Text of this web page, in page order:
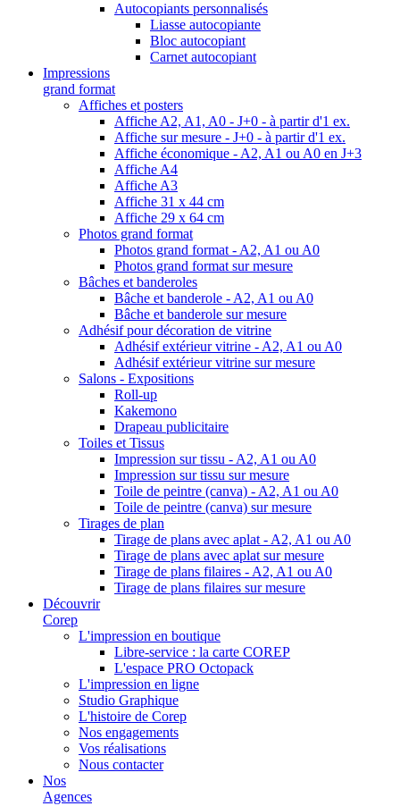
Autocopiants personnalisés
Liasse autocopiante
Bloc autocopiant
Carnet autocopiant
Impressions
grand format
Affiches et posters
Affiche A2, A1, A0 - J+0 - à partir d'1 ex.
Affiche sur mesure - J+0 - à partir d'1 ex.
Affiche économique - A2, A1 ou A0 en J+3
Affiche A4
Affiche A3
Affiche 31 x 44 cm
Affiche 29 x 64 cm
Photos grand format
Photos grand format - A2, A1 ou A0
Photos grand format sur mesure
Bâches et banderoles
Bâche et banderole - A2, A1 ou A0
Bâche et banderole sur mesure
Adhésif pour décoration de vitrine
Adhésif extérieur vitrine - A2, A1 ou A0
Adhésif extérieur vitrine sur mesure
Salons - Expositions
Roll-up
Kakemono
Drapeau publicitaire
Toiles et Tissus
Impression sur tissu - A2, A1 ou A0
Impression sur tissu sur mesure
Toile de peintre (canva) - A2, A1 ou A0
Toile de peintre (canva) sur mesure
Tirages de plan
Tirage de plans avec aplat - A2, A1 ou A0
Tirage de plans avec aplat sur mesure
Tirage de plans filaires - A2, A1 ou A0
Tirage de plans filaires sur mesure
Découvrir
Corep
L'impression en boutique
Libre-service : la carte COREP
L'espace PRO Octopack
L'impression en ligne
Studio Graphique
L'histoire de Corep
Nos engagements
Vos réalisations
Nous contacter
Nos
Agences